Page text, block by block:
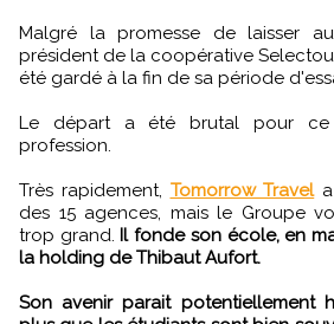
Malgré la promesse de laisser
président de la coopérative
été gardé à la fin de sa période
Le départ a été brutal pour
profession.
Très rapidement, Tomorrow Travela
des 15 agences, mais le Groupe
trop grand. Il fonde son école, en
la holding de Thibaut Aufort.
Son avenir parait potentiellement